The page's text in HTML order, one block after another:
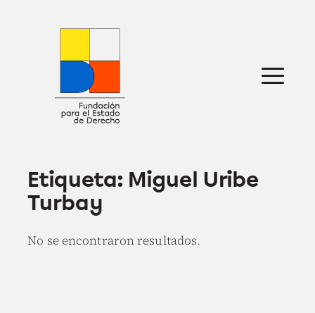
Sobre nosotros
Defensa jurídica
Prensa
Etiqueta: Miguel Uribe
Turbay
No se encontraron resultados.